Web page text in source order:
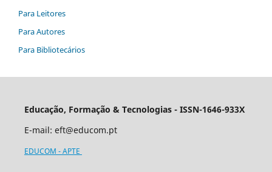
Para Leitores
Para Autores
Para Bibliotecários
Educação, Formação & Tecnologias - ISSN-1646-933X
E-mail: eft@educom.pt
EDUCOM - APTE